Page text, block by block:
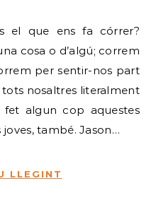
cosa o d’algú; correm
per sentir-nos part
tots nosaltres literalment
algun cop aquestes
també. Jason…
LLEGINT